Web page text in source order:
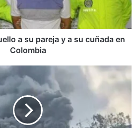
a su pareja y a su cuñada en
Colombia